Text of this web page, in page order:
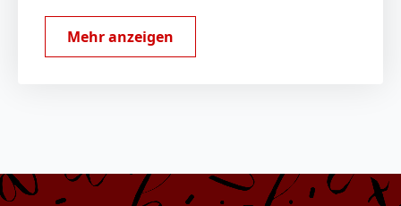
Mehr anzeigen